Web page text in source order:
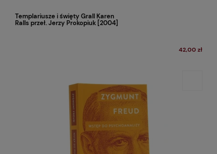
Templariusze i święty Grall Karen
Ralls przeł. Jerzy Prokopiuk [2004]
42,00 zł